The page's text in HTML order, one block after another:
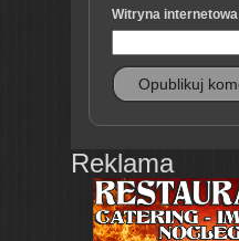
Witryna internetowa
Reklama